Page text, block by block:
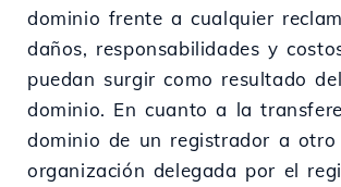
dominio frente a cualquier
daños, responsabilidades y
puedan surgir como resultado
dominio. En cuanto a la
dominio de un registrador a otro
organización delegada por el